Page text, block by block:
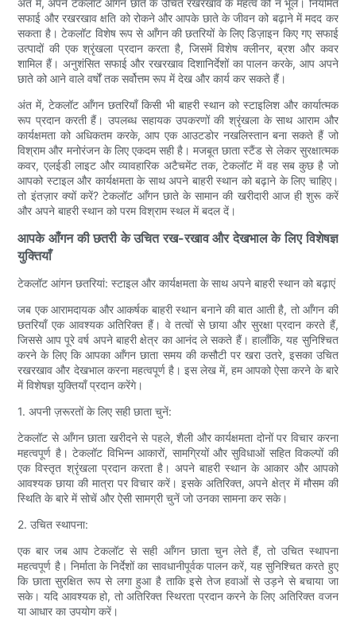
अंत में, अपने टेकलॉट आँगन छाते के उचित रखरखाव के महत्व को न भूलें। नियमित
सफाई और रखरखाव क्षति को रोकने और आपके छाते के जीवन को बढ़ाने में मदद कर
सकता है। टेकलॉट विशेष रूप से आँगन की छतरियों के लिए डिज़ाइन किए गए सफाई
उत्पादों की एक श्रृंखला प्रदान करता है, जिसमें विशेष क्लीनर, ब्रश और कवर
शामिल हैं। अनुशंसित सफाई और रखरखाव दिशानिर्देशों का पालन करके, आप अपने
छाते को आने वाले वर्षों तक सर्वोत्तम रूप में देख और कार्य कर सकते हैं।
अंत में, टेकलॉट आँगन छतरियाँ किसी भी बाहरी स्थान को स्टाइलिश और कार्यात्मक
रूप प्रदान करती हैं। उपलब्ध सहायक उपकरणों की श्रृंखला के साथ आराम और
कार्यक्षमता को अधिकतम करके, आप एक आउटडोर नखलिस्तान बना सकते हैं जो
विश्राम और मनोरंजन के लिए एकदम सही है। मजबूत छाता स्टैंड से लेकर सुरक्षात्मक
कवर, एलईडी लाइट और व्यावहारिक अटैचमेंट तक, टेकलॉट में वह सब कुछ है जो
आपको स्टाइल और कार्यक्षमता के साथ अपने बाहरी स्थान को बढ़ाने के लिए चाहिए।
तो इंतज़ार क्यों करें? टेकलॉट आँगन छाते के सामान की खरीदारी आज ही शुरू करें
और अपने बाहरी स्थान को परम विश्राम स्थल में बदल दें।
आपके आँगन की छतरी के उचित रख-रखाव और देखभाल के लिए विशेषज्ञ
युक्तियाँ
टेकलॉट आंगन छतरियां: स्टाइल और कार्यक्षमता के साथ अपने बाहरी स्थान को बढ़ाएं
जब एक आरामदायक और आकर्षक बाहरी स्थान बनाने की बात आती है, तो आँगन की
छतरियाँ एक आवश्यक अतिरिक्त हैं। वे तत्वों से छाया और सुरक्षा प्रदान करते हैं,
जिससे आप पूरे वर्ष अपने बाहरी क्षेत्र का आनंद ले सकते हैं। हालाँकि, यह सुनिश्चित
करने के लिए कि आपका आँगन छाता समय की कसौटी पर खरा उतरे, इसका उचित
रखरखाव और देखभाल करना महत्वपूर्ण है। इस लेख में, हम आपको ऐसा करने के बारे
में विशेषज्ञ युक्तियाँ प्रदान करेंगे।
1. अपनी ज़रूरतों के लिए सही छाता चुनें:
टेकलॉट से आँगन छाता खरीदने से पहले, शैली और कार्यक्षमता दोनों पर विचार करना
महत्वपूर्ण है। टेकलॉट विभिन्न आकारों, सामग्रियों और सुविधाओं सहित विकल्पों की
एक विस्तृत श्रृंखला प्रदान करता है। अपने बाहरी स्थान के आकार और आपको
आवश्यक छाया की मात्रा पर विचार करें। इसके अतिरिक्त, अपने क्षेत्र में मौसम की
स्थिति के बारे में सोचें और ऐसी सामग्री चुनें जो उनका सामना कर सके।
2. उचित स्थापना:
एक बार जब आप टेकलॉट से सही आँगन छाता चुन लेते हैं, तो उचित स्थापना
महत्वपूर्ण है। निर्माता के निर्देशों का सावधानीपूर्वक पालन करें, यह सुनिश्चित करते हुए
कि छाता सुरक्षित रूप से लगा हुआ है ताकि इसे तेज हवाओं से उड़ने से बचाया जा
सके। यदि आवश्यक हो, तो अतिरिक्त स्थिरता प्रदान करने के लिए अतिरिक्त वजन
या आधार का उपयोग करें।